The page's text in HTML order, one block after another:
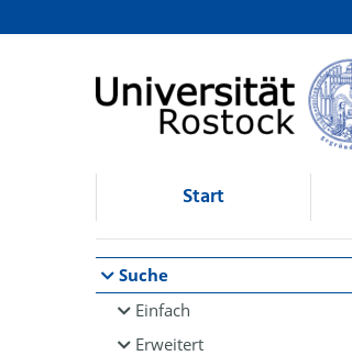
Browsen
direkt zum Inhalt
Start
Suche
Einfach
Erweitert